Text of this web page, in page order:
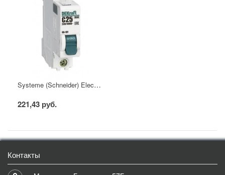
Systeme (Schneider) Electric Автоматический выключатель DEKraft 1Р 25А х-ка C ВА-101 4,5кА
221,43 руб.
Контакты